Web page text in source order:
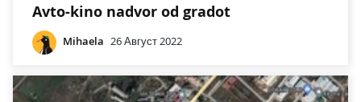
Avto-kino nadvor od gradot
Mihaela 26 Август 2022